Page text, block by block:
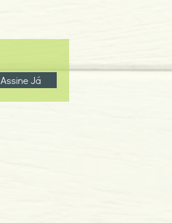
Assine Já